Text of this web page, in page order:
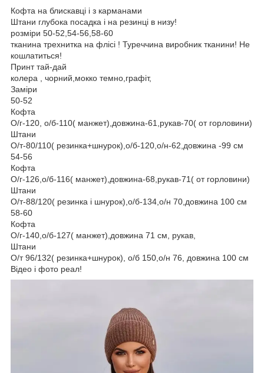
Кофта на блискавці і з карманами
Штани глубока посадка і на резинці в низу!
розміри 50-52,54-56,58-60
тканина трехнитка на флісі ! Туреччина виробник тканини! Не
кошлатиться!
Принт тай-дай
колера , чорний,мокко темно,графіт,
Заміри
50-52
Кофта
О/г-120, о/б-110( манжет),довжина-61,рукав-70( от горловини)
Штани
О/т-80/110( резинка+шнурок),о/б-120,о/н-62,довжина -99 см
54-56
Кофта
О/г-126,о/б-116( манжет),довжина-68,рукав-71( от горловини)
Штани
О/т-88/120( резинка і шнурок),о/б-134,о/н 70,довжина 100 см
58-60
Кофта
О/г-140,о/б-127( манжет),довжина 71 см, рукав,
Штани
О/т 96/132( резинка+шнурок), о/б 150,о/н 76, довжина 100 см
Відео і фото реал!